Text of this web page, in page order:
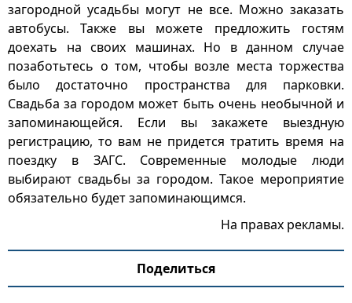
загородной усадьбы могут не все. Можно заказать
автобусы. Также вы можете предложить гостям
доехать на своих машинах. Но в данном случае
позаботьтесь о том, чтобы возле места торжества
было достаточно пространства для парковки.
Свадьба за городом может быть очень необычной и
запоминающейся. Если вы закажете выездную
регистрацию, то вам не придется тратить время на
поездку в ЗАГС. Современные молодые люди
выбирают свадьбы за городом. Такое мероприятие
обязательно будет запоминающимся.
На правах рекламы.
Поделиться